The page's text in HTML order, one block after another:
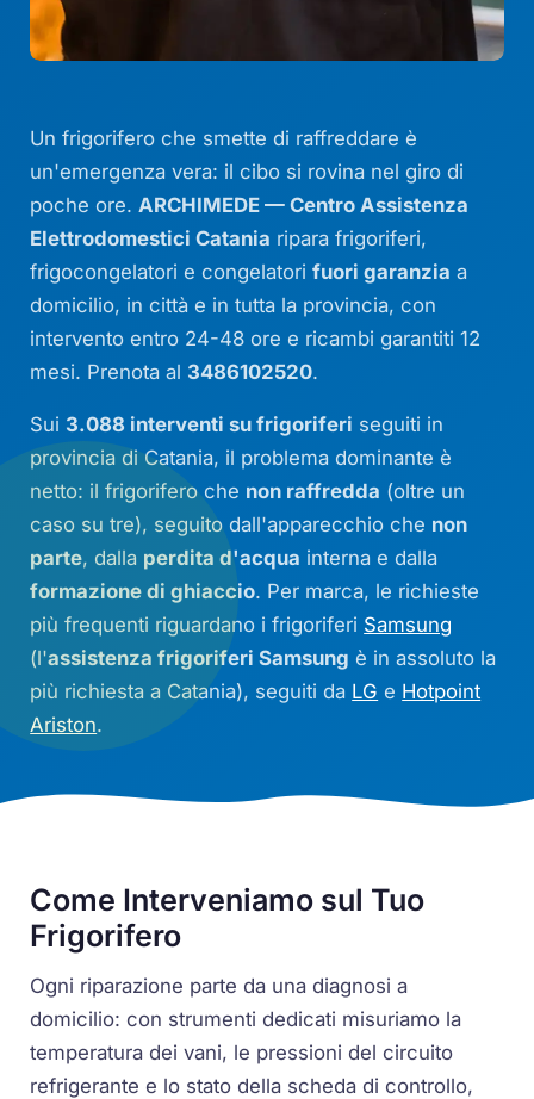
Un frigorifero che smette di raffreddare è
un'emergenza vera: il cibo si rovina nel giro di
poche ore. ARCHIMEDE — Centro Assistenza
Elettrodomestici Catania ripara frigoriferi,
frigocongelatori e congelatorifuori garanzia a
domicilio, in città e in tutta la provincia, con
intervento entro 24-48 ore e ricambi garantiti 12
mesi. Prenota al 3486102520.
Sui 3.088 interventi su frigoriferi seguiti in
provincia di Catania, il problema dominante è
netto: il frigorifero che non raffredda (oltre un
caso su tre), seguito dall'apparecchio che non
parte, dalla perdita d'acqua interna e dalla
formazione di ghiaccio. Per marca, le richieste
più frequenti riguardano i frigoriferi Samsung
(l'assistenza frigoriferi Samsung è in assoluto la
più richiesta a Catania), seguiti da LG e Hotpoint
Ariston.
Come Interveniamo sul Tuo
Frigorifero
Ogni riparazione parte da una diagnosi a
domicilio: con strumenti dedicati misuriamo la
temperatura dei vani, le pressioni del circuito
refrigerante e lo stato della scheda di controllo,